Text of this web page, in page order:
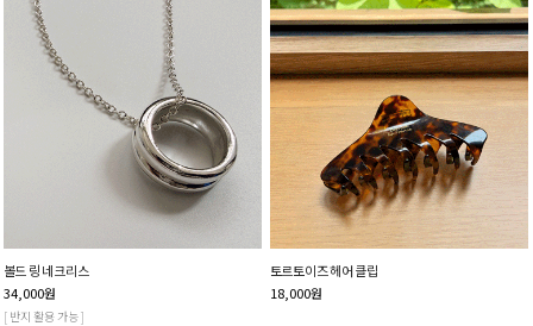
볼드 링 네크리스
34,000원
[ 반지 활용 가능 ]
토르토이즈 헤어 클립
18,000원